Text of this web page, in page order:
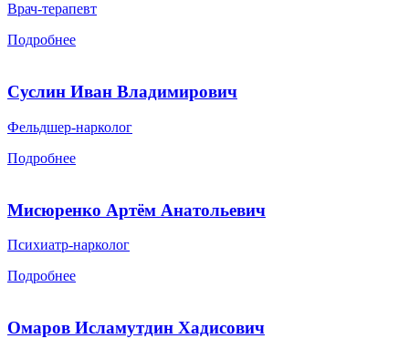
Врач-терапевт
Подробнее
Суслин Иван Владимирович
Фельдшер-нарколог
Подробнее
Мисюренко Артём Анатольевич
Психиатр-нарколог
Подробнее
Омаров Исламутдин Хадисович